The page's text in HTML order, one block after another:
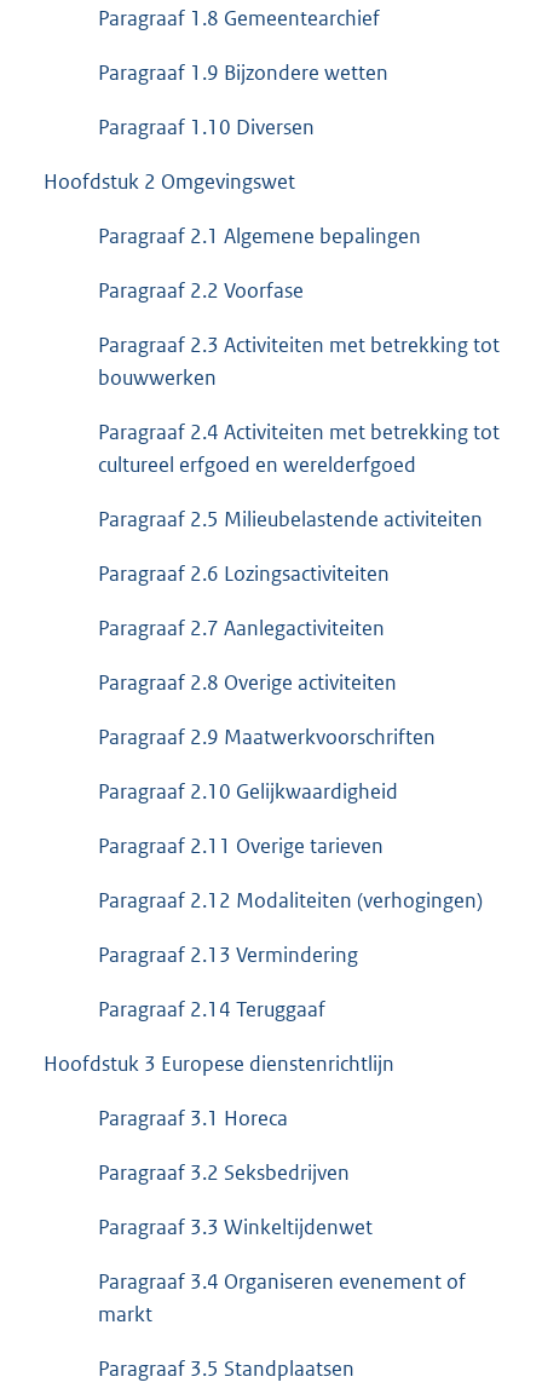
Paragraaf 1.8 Gemeentearchief
Paragraaf 1.9 Bijzondere wetten
Paragraaf 1.10 Diversen
Hoofdstuk 2 Omgevingswet
Paragraaf 2.1 Algemene bepalingen
Paragraaf 2.2 Voorfase
Paragraaf 2.3 Activiteiten met betrekking tot
bouwwerken
Paragraaf 2.4 Activiteiten met betrekking tot
cultureel erfgoed en werelderfgoed
Paragraaf 2.5 Milieubelastende activiteiten
Paragraaf 2.6 Lozingsactiviteiten
Paragraaf 2.7 Aanlegactiviteiten
Paragraaf 2.8 Overige activiteiten
Paragraaf 2.9 Maatwerkvoorschriften
Paragraaf 2.10 Gelijkwaardigheid
Paragraaf 2.11 Overige tarieven
Paragraaf 2.12 Modaliteiten (verhogingen)
Paragraaf 2.13 Vermindering
Paragraaf 2.14 Teruggaaf
Hoofdstuk 3 Europese dienstenrichtlijn
Paragraaf 3.1 Horeca
Paragraaf 3.2 Seksbedrijven
Paragraaf 3.3 Winkeltijdenwet
Paragraaf 3.4 Organiseren evenement of
markt
Paragraaf 3.5 Standplaatsen